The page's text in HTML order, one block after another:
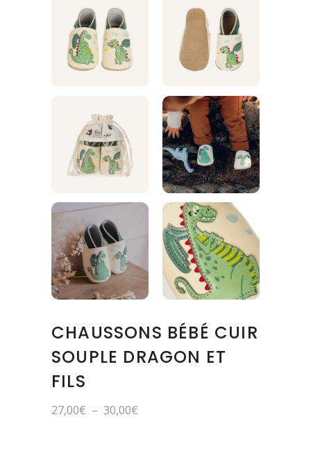
CHAUSSONS BÉBÉ CUIR
SOUPLE DRAGON ET
FILS
27,00€ – 30,00€